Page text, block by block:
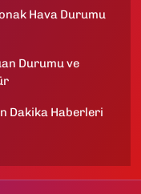
Hava Durumu
Durumu ve
Dakika Haberleri